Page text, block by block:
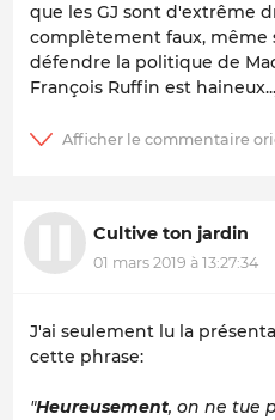
que les GJ sont d'extrême
complètement faux, même
défendre la politique de
François Ruffin est
Cultive ton jardin
01 mars 2019 à 13:27:34
J'ai seulement lu la
cette phrase:
"Heureusement, on ne tue